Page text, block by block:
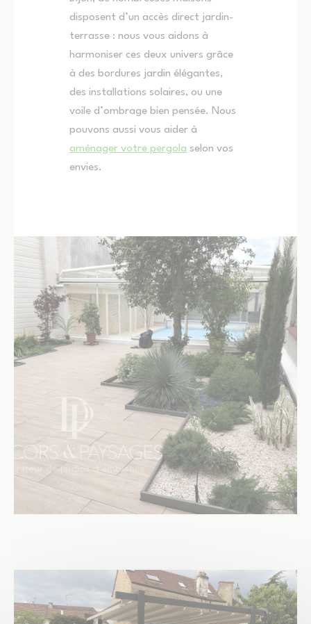
disposent d’un accès direct jardin-
terrasse : nous vous aidons à
harmoniser ces deux univers grâce
à des bordures jardin élégantes,
des installations solaires, ou une
voile d’ombrage bien pensée. Nous
pouvons aussi vous aider à
aménager votre pergola selon vos
envies.